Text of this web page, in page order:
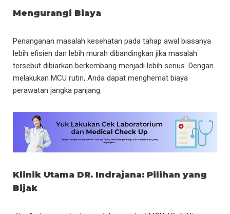
Mengurangi Biaya
Penanganan masalah kesehatan pada tahap awal biasanya
lebih efisien dan lebih murah dibandingkan jika masalah
tersebut dibiarkan berkembang menjadi lebih serius. Dengan
melakukan MCU rutin, Anda dapat menghemat biaya
perawatan jangka panjang.
Klinik Utama DR. Indrajana: Pilihan yang
Bijak